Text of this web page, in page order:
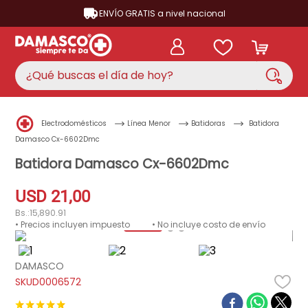
ENVÍO GRATIS a nivel nacional
¿Qué buscas el día de hoy?
Electrodomésticos Línea Menor Batidoras
Batidora
Damasco Cx-6602Dmc
Batidora Damasco Cx-6602Dmc
USD 21 ,00
Bs.:15,890.91
• Precios incluyen impuesto
• No incluye costo de envío
DAMASCO
D0006572
TÉRMINOS MÁS BUSCADOS
1. aire acondicionado
2. nevera
4. cocina
ventilador
6
7. televisor